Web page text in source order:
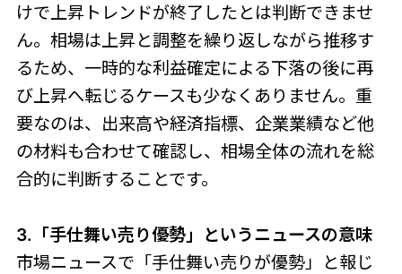
けで上昇トレンドが終了したとは判断できませ
ん。相場は上昇と調整を繰り返しながら推移す
るため、一時的な利益確定による下落の後に再
び上昇へ転じるケースも少なくありません。重
要なのは、出来高や経済指標、企業業績など他
の材料も合わせて確認し、相場全体の流れを総
合的に判断することです。
3.「手仕舞い売り優勢」というニュースの意味
市場ニュースで「手仕舞い売りが優勢」と報じ